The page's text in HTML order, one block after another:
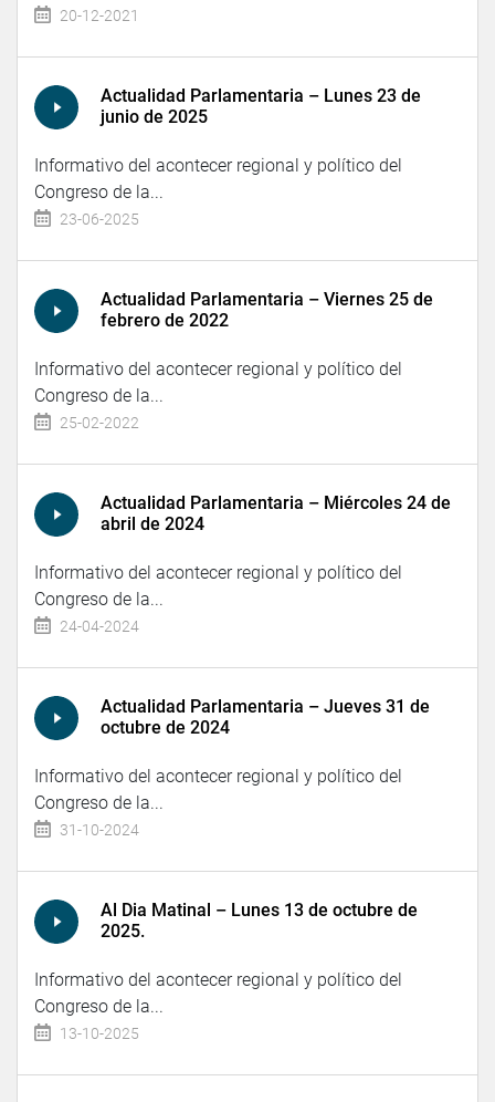
20-12-2021
Actualidad Parlamentaria – Lunes 23 de
junio de 2025
Informativo del acontecer regional y político del
Congreso de la...
23-06-2025
Actualidad Parlamentaria – Viernes 25 de
febrero de 2022
Informativo del acontecer regional y político del
Congreso de la...
25-02-2022
Actualidad Parlamentaria – Miércoles 24 de
abril de 2024
Informativo del acontecer regional y político del
Congreso de la...
24-04-2024
Actualidad Parlamentaria – Jueves 31 de
octubre de 2024
Informativo del acontecer regional y político del
Congreso de la...
31-10-2024
Al Dia Matinal – Lunes 13 de octubre de
2025.
Informativo del acontecer regional y político del
Congreso de la...
13-10-2025